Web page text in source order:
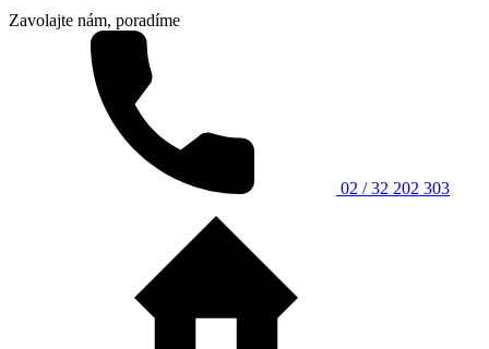
Zavolajte nám, poradíme
02 / 32 202 303